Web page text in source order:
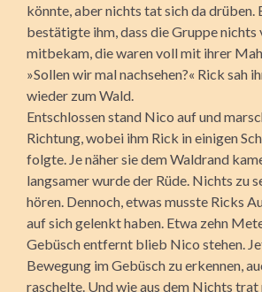
könnte, aber nichts tat sich da drüben.
bestätigte ihm, dass die Gruppe nichts
mitbekam, die waren voll mit ihrer
»Sollen wir mal nachsehen?« Rick sah
wieder zum Wald.
Entschlossen stand Nico auf und
Richtung, wobei ihm Rick in einigen
folgte. Je näher sie dem Waldrand
langsamer wurde der Rüde. Nichts zu
hören. Dennoch, etwas musste Ricks
auf sich gelenkt haben. Etwa zehn
Gebüsch entfernt blieb Nico stehen.
Bewegung im Gebüsch zu erkennen,
raschelte. Und wie aus dem Nichts